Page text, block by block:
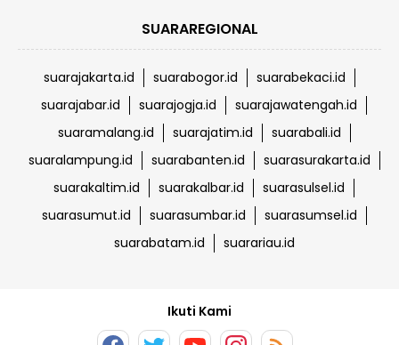
SUARAREGIONAL
suarajakarta.id suarabogor.id
suarabekaci.id
suarajabar.id
suarajogja.id
suarajawatengah.id
suaramalang.id
suarajatim.id
suarabali.id
suaralampung.id
suarabanten.id
suarasurakarta.id
suarakaltim.id
suarakalbar.id
suarasulsel.id
suarasumut.id
suarasumbar.id
suarasumsel.id
suarabatam.id
suarariau.id
Ikuti Kami